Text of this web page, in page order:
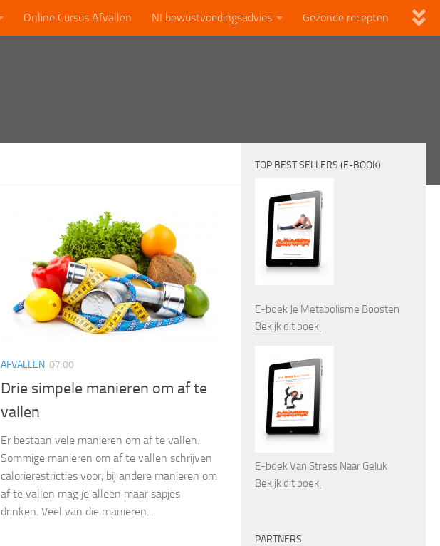
Online Cursus Afvallen NLbewustvoedingsadvies Gezonde recepten
AFVALLEN 07:00
Drie simpele manieren om af te
vallen
Er bestaan vele manieren om af te vallen.
Sommige manieren om af te vallen schrijven
calorierestricties voor, bij andere manieren om
af te vallen mag je alleen maar sapjes
drinken. Veel van die manieren...
TOP BEST SELLERS (E-BOOK)
E-boek Je Metabolisme Boosten
Bekijk dit boek
E-boek Van Stress Naar Geluk
Bekijk dit boek
PARTNERS